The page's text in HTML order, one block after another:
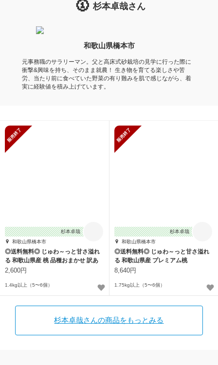
杉本卓哉さん
和歌山県橋本市
元事務職のサラリーマン。父と高床式砂栽培の見学に行った際に
衝撃&興味を持ち、そのまま就農！ 生き物を育てる楽しさや苦
労、当たり前に食べていた野菜の有り難みを肌で感じながら、着
実に経験値を積み上げています。
杉本卓哉
和歌山県橋本市
◎送料無料◎ じゅわ～っと甘さ溢れ
る 和歌山県産 桃 品種おまかせ 訳あ
り
2,600円
1.4kg以上（5〜6個）
杉本卓哉
和歌山県橋本市
◎送料無料◎ じゅわ～っと甘さ溢れ
る 和歌山県産 プレミアム桃
8,640円
1.75kg以上（5〜6個）
杉本卓哉さんの商品をもっとみる